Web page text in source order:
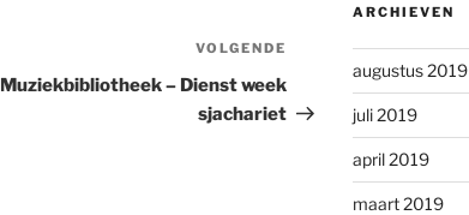
Volgend
bericht
VOLGENDE
Muziekbibliotheek – Dienst week
sjachariet
ARCHIEVEN
augustus 2019
juli 2019
april 2019
maart 2019